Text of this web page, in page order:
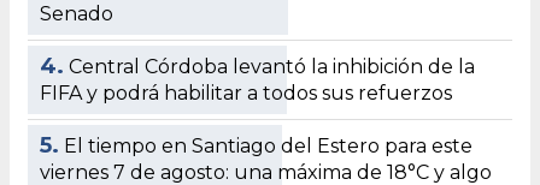
Senado
4. Central Córdoba levantó la inhibición de la
FIFA y podrá habilitar a todos sus refuerzos
5. El tiempo en Santiago del Estero para este
viernes 7 de agosto: una máxima de 18°C y algo